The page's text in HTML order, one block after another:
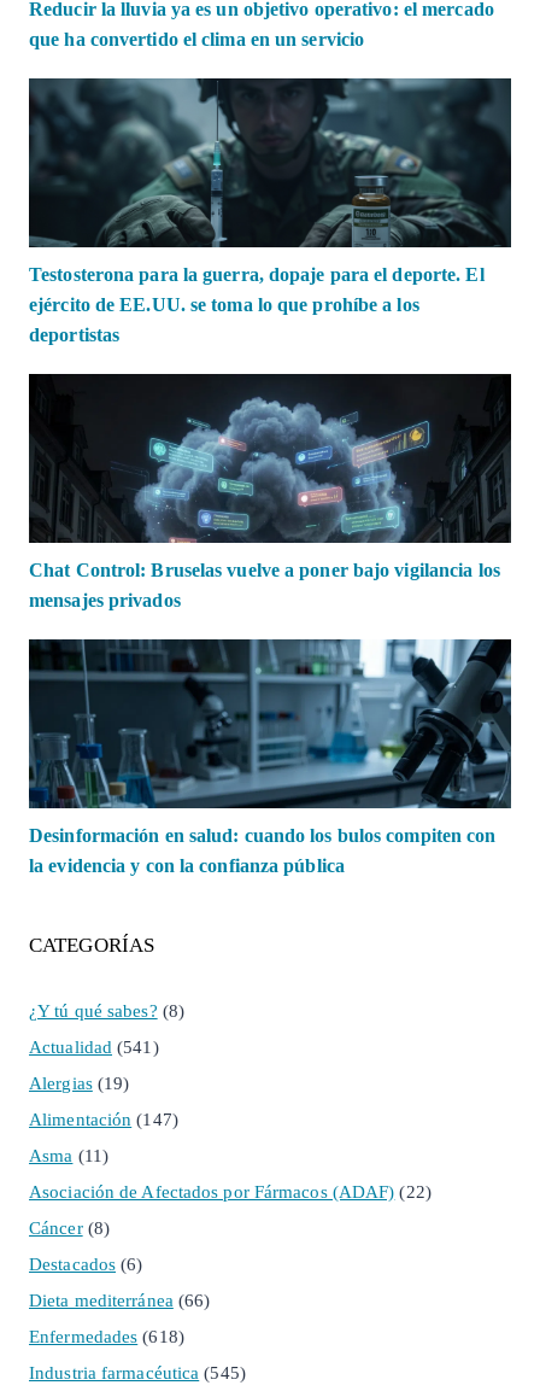
Reducir la lluvia ya es un objetivo operativo: el mercado
que ha convertido el clima en un servicio
Testosterona para la guerra, dopaje para el deporte. El
ejército de EE.UU. se toma lo que prohíbe a los
deportistas
Chat Control: Bruselas vuelve a poner bajo vigilancia los
mensajes privados
Desinformación en salud: cuando los bulos compiten con
la evidencia y con la confianza pública
CATEGORÍAS
¿Y tú qué sabes? (8)
Actualidad (541)
Alergias(19)
Alimentación (147)
Asma (11)
Asociación de Afectados por Fármacos (ADAF) (22)
Cáncer(8)
Destacados (6)
Dieta mediterránea (66)
Enfermedades (618)
Industria farmacéutica (545)